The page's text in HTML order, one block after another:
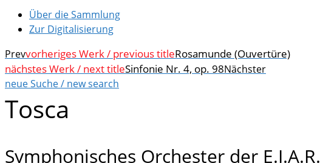
Über die Sammlung
Zur Digitalisierung
Prevvorheriges Werk / previous titleRosamunde (Ouvertüre)
nächstes Werk / next titleSinfonie Nr. 4, op. 98Nächster
neue Suche / new search
Tosca
Symphonisches Orchester der E.I.A.R.